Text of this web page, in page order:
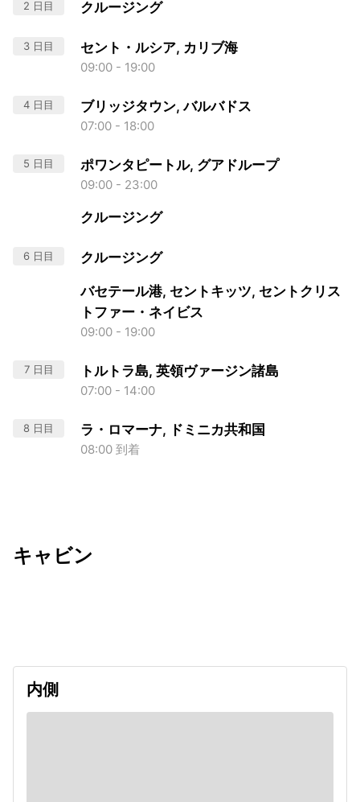
2 日目 クルージング
3 日目 セント・ルシア, カリブ海
09:00 - 19:00
4 日目 ブリッジタウン, バルバドス
07:00 - 18:00
5 日目 ポワンタピートル, グアドループ
09:00 - 23:00
クルージング
6 日目 クルージング
バセテール港, セントキッツ, セントクリス
トファー・ネイビス
09:00 - 19:00
7 日目 トルトラ島, 英領ヴァージン諸島
07:00 - 14:00
8 日目 ラ・ロマーナ, ドミニカ共和国
08:00 到着
キャビン
内側